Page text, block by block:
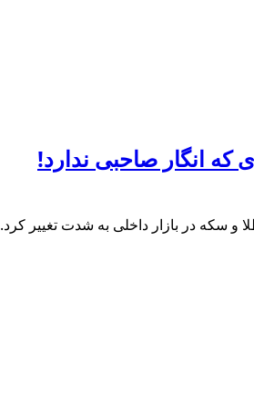
و سکه در بازار داخلی به شدت تغییر کرد.